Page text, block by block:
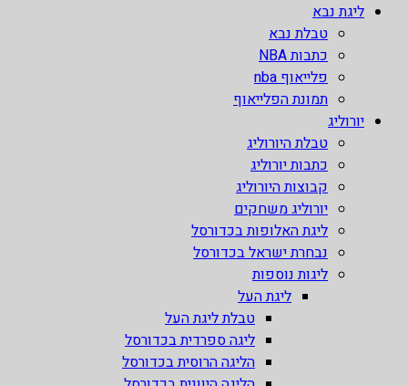
ליגת נבא
טבלת נבא
כתבות NBA
פלייאוף nba
תמונת הפלייאוף
יורוליג
טבלת היורוליג
כתבות יורוליג
קבוצות היורוליג
יורוליג משחקים
ליגת האלופות בכדורסל
נבחרת ישראל בכדורסל
ליגות נוספות
ליגת העל
טבלת ליגת העל
ליגה ספרדית בכדורסל
הליגה הרוסית בכדורסל